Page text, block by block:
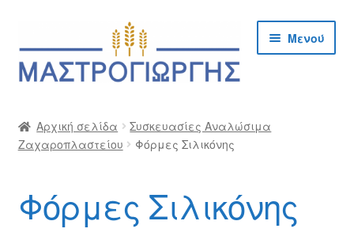
μετάβαση
στην
σε
περιεχόμενο
Μενού
Cargo Kalymnos – Cargo Κάλυμνος
Δημιουργία Λογαριασμού Χονδρικής
Αρχική σελίδα
Συσκευασίες Αναλώσιμα
Ζαχαροπλαστείου
Φόρμες Σιλικόνης
Φόρμες Σιλικόνης